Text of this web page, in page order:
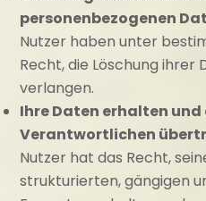
personenbezogenen
Nutzer haben unter
Recht, die Löschung ihrer
verlangen.
Ihre Daten erhalten
Verantwortlichen
Nutzer hat das Recht,
strukturierten, gängigen